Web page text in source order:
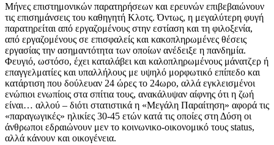
Μήνες επιστημονικών παρατηρήσεων και ερευνών επιβεβαιώνουν
τις επισημάνσεις του καθηγητή Κλοτς. Όντως, η μεγαλύτερη φυγή
παρατηρείται από εργαζομένους στην εστίαση και τη φιλοξενία,
από εργαζομένους σε επισφαλείς και κακοπληρωμένες θέσεις
εργασίας την ασημαντότητα των οποίων ανέδειξε η πανδημία.
Φευγιό, ωστόσο, έχει καταλάβει και καλοπληρωμένους μάνατζερ ή
επαγγελματίες και υπαλλήλους με υψηλό μορφωτικό επίπεδο και
κατάρτιση που δούλευαν 24 ώρες το 24ωρο, αλλά εγκλεισμένοι
ενώπιοι ενωπίοις στα σπίτια τους, ανακάλυψαν αίφνης ότι η ζωή
είναι… αλλού – διότι στατιστικά η «Μεγάλη Παραίτηση» αφορά τις
«παραγωγικές» ηλικίες 30-45 ετών κατά τις οποίες στη Δύση οι
άνθρωποι εδραιώνουν μεν το κοινωνικο-οικονομικό τους status,
αλλά κάνουν και οικογένεια.